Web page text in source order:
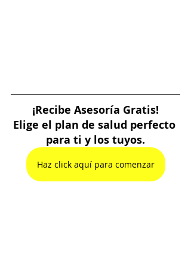
¡Recibe Asesoría Gratis!
Elige el plan de salud perfecto
para ti y los tuyos.
Haz click aquí para comenzar